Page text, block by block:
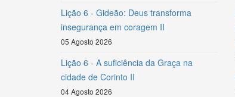
Lição 6 - Gideão: Deus transforma
insegurança em coragem II
05 Agosto 2026
Lição 6 - A suficiência da Graça na
cidade de Corinto II
04 Agosto 2026